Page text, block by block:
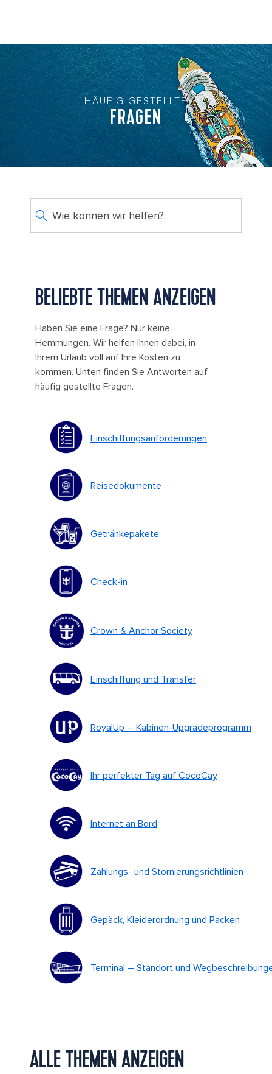
HÄUFIG GESTELLTE
FRAGEN
Wie können wir helfen?
BELIEBTE THEMEN ANZEIGEN
Haben Sie eine Frage? Nur keine
Hemmungen. Wir helfen Ihnen dabei, in
Ihrem Urlaub voll auf Ihre Kosten zu
kommen. Unten finden Sie Antworten auf
häufig gestellte Fragen.
Einschiffungsanforderungen
Reisedokumente
Getränkepakete
Check-in
Crown & Anchor Society
Einschiffung und Transfer
RoyalUp – Kabinen-Upgradeprogramm
Ihr perfekter Tag auf CocoCay
Internet an Bord
Zahlungs- und Stornierungsrichtlinien
Gepäck, Kleiderordnung und Packen
Terminal – Standort und
ALLE THEMEN ANZEIGEN